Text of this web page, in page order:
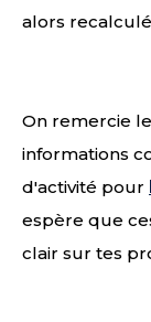
alors
On remercie
informations
d'activité pour
espère que
clair sur tes